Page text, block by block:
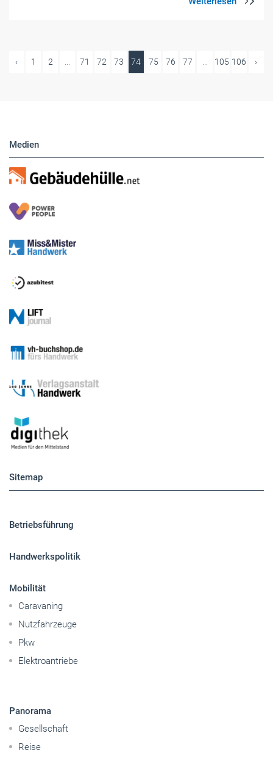
‹ 1 2 ... 71 72 73 74 75 76 77 ... 105 106 ›
Medien
Sitemap
Betriebsführung
Handwerkspolitik
Mobilität
Caravaning
Nutzfahrzeuge
Pkw
Elektroantriebe
Panorama
Gesellschaft
Reise